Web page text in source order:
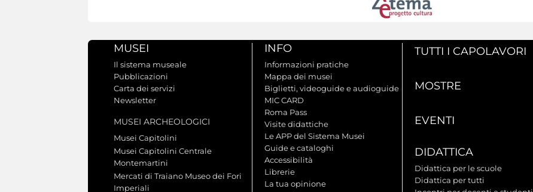
MUSEI
Il sistema museale
Pubblicazioni
Carta dei servizi
Newsletter
MUSEI ARCHEOLOGICI
Musei Capitolini
Musei Capitolini Centrale
Montemartini
Mercati di Traiano Museo dei Fori
Imperiali
INFO
Informazioni pratiche
Mappa dei musei
Biglietti, videoguide e audioguide
MIC CARD
Roma Pass
Visite didattiche
Le APP del Sistema Musei
Guide e cataloghi
Accessibilità
Librerie
La tua opinione
TUTTI I CAPOLAVORI
MOSTRE
EVENTI
DIDATTICA
Didattica per le scuole
Didattica per tutti